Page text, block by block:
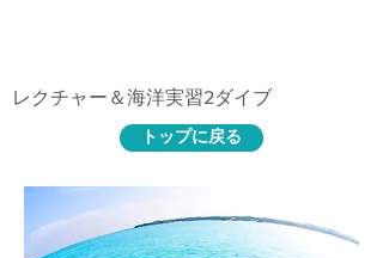
レクチャー＆海洋実習2ダイブ
トップに戻る